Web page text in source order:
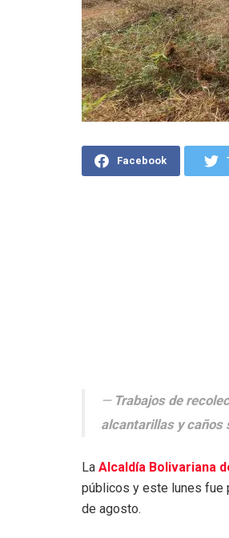
Facebook
Trabajos de
alcantarillas y caños
La Alcaldía Bolivariana
públicos y este lunes fue
de agosto.